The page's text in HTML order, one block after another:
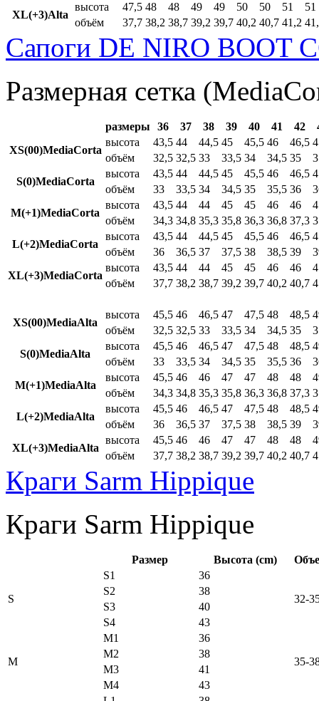
XL(+3)Alta
высота 47,5 48 48 49 49 50 50 51
51
объём
37,7 38,2 38,7 39,2 39,7 40,2 40,7 41,2
Сапоги DE NIRO BOOT
Размерная сетка
размеры 36 37 38 39 40 41 42
XS(00)MediaCorta
высота 43,5 44 44,5 45 45,5 46 46,5
объём
32,5 32,5 33 33,5 34 34,5 35
S(0)MediaCorta
высота 43,5 44 44,5 45 45,5 46 46,5
объём
33 33,5 34 34,5 35 35,5 36
M(+1)MediaCorta
высота 43,5 44 44 45 45 46 46
объём
34,3 34,8 35,3 35,8 36,3 36,8 37,3
L(+2)MediaCorta
высота 43,5 44 44,5 45 45,5 46 46,5
объём
36 36,5 37 37,5 38 38,5 39
XL(+3)MediaCorta
высота 43,5 44 44 45 45 46 46
объём
37,7 38,2 38,7 39,2 39,7 40,2 40,7
XS(00)MediaAlta
высота 45,5 46 46,5 47 47,5 48 48,5
объём
32,5 32,5 33 33,5 34 34,5 35
S(0)MediaAlta
высота 45,5 46 46,5 47 47,5 48 48,5
объём
33 33,5 34 34,5 35 35,5 36
M(+1)MediaAlta
высота 45,5 46 46 47 47 48 48
объём
34,3 34,8 35,3 35,8 36,3 36,8 37,3
L(+2)MediaAlta
высота 45,5 46 46,5 47 47,5 48 48,5
объём
36 36,5 37 37,5 38 38,5 39
XL(+3)MediaAlta
высота 45,5 46 46 47 47 48 48
объём
37,7 38,2 38,7 39,2 39,7 40,2 40,7
Краги Sarm Hippique
Краги Sarm Hippique
Размер Высота (cm)
S
S1
36
32-
S2
38
S3
40
S4
43
M
M1
36
35-
M2
38
M3
41
M4
43